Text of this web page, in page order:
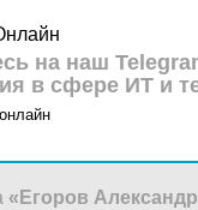
на наш
в сфере ИТ и
«Егоров